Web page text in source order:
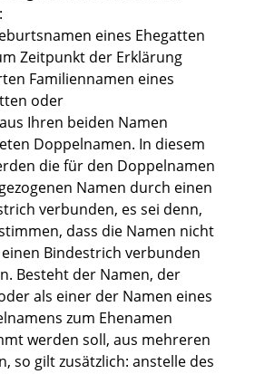
eines Ehegatten
Zeitpunkt der Erklärung
Familiennamen eines
oder
Ihren beiden Namen
Doppelnamen. In diesem
die für den Doppelnamen
Namen durch einen
verbunden, es sei denn,
dass die Namen nicht
Bindestrich verbunden
Besteht der Namen, der
als einer der Namen eines
zum Ehenamen
werden soll, aus mehreren
so gilt zusätzlich: anstelle des